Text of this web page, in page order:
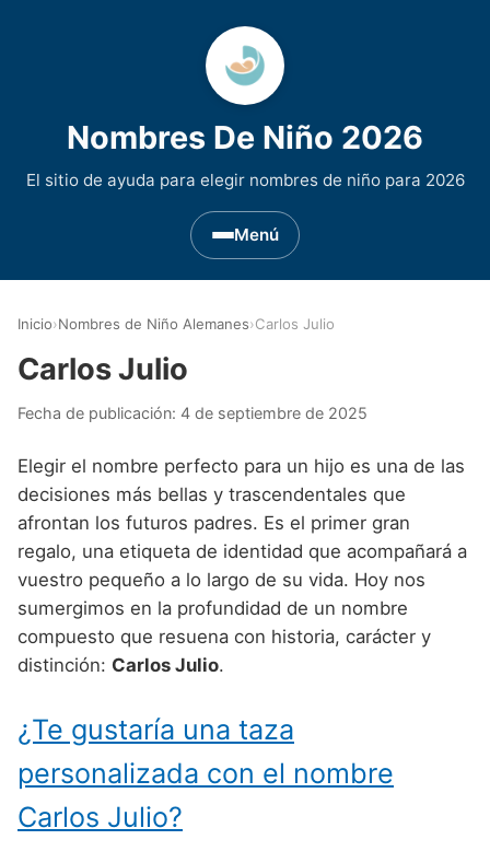
Nombres De Niño 2026
El sitio de ayuda para elegir nombres de niño para 2026
Menú
Nombres de niño que empiezan por D
Nombres de niño que empiezan por E
Nombres de niño que empiezan por F
Nombres de niño que empiezan por G
Nombres de niño que empiezan por H
Nombres de niño que empiezan por J
Nombres de niño que empiezan por K
Nombres de niño que empiezan por L
Nombres de Niño Asturianos
Nombres de Niño Baleares
Nombres de Niño Canarios
Nombres de Niño Cantabros
Nombres de Niño Castellanos
Nombres de Niño Extremeños
Nombres de Niño Gallegos
Nombres de Niño Madrileños
Nombres de Niño Celtas
Nombres de Niño Egipcios
Nombres de Niño Griegos
Nombres de Niño Mitologicos
Nombres de Niño Romanos
Nombres de Niño Alemanes
Nombres de Niño Americanos
Nombres de Niño Arabes
Nombres de Niño Chinos
Nombres de Niño Franceses
Nombres de Niño Ingleses
Nombres de Niño Italianos
Nombres de Niño Japoneses
Buscar
Inicio›Nombres de Niño Alemanes›Carlos Julio
Carlos Julio
Fecha de publicación: 4 de septiembre de 2025
Elegir el nombre perfecto para un hijo es una de las
decisiones más bellas y trascendentales que
afrontan los futuros padres. Es el primer gran
regalo, una etiqueta de identidad que acompañará a
vuestro pequeño a lo largo de su vida. Hoy nos
sumergimos en la profundidad de un nombre
compuesto que resuena con historia, carácter y
distinción: Carlos Julio.
¿Te gustaría una taza
personalizada con el nombre
Carlos Julio?